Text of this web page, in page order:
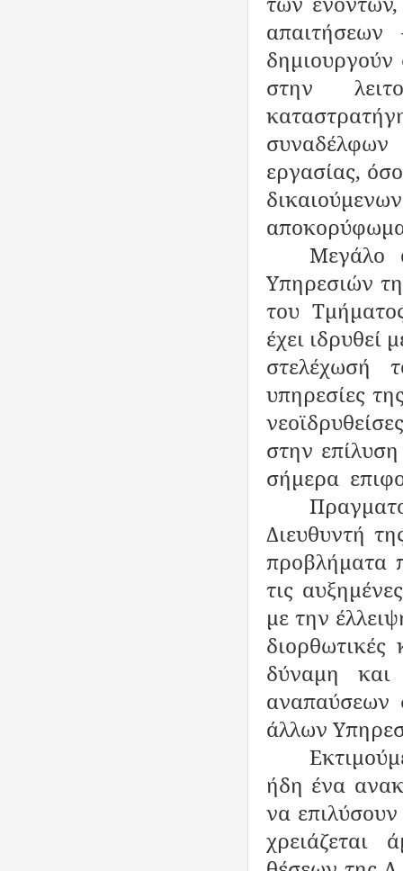
δημιουργούν
στην
εργασίας,
Μεγάλο
Υπηρεσιών
του
έχει ιδρυθεί
στελέχωσή
υπηρεσίες
στην
σήμερα
Διευθυντή
προβλήματα
τις
με την
διορθωτικές
δύναμη
αναπαύσεων
άλλων
ήδη ένα
να